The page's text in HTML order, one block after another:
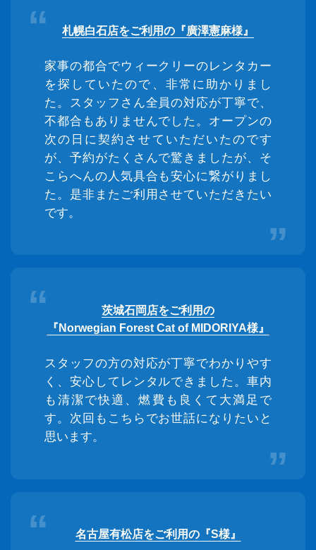
札幌白石店をご利用の『廣澤憲麻様』
家事の都合でウィークリーのレンタカー
を探していたので、非常に助かりまし
た。スタッフさん全員の対応が丁寧で、
不都合もありませんでした。オープンの
次の日に契約させていただいたのです
が、予約がたくさんで驚きましたが、そ
こらへんの人気具合も安心に繋がりまし
た。是非またご利用させていただきたい
です。
茨城石岡店をご利用の
『Norwegian Forest Cat of MIDORIYA様』
スタッフの方の対応が丁寧でわかりやす
く、安心してレンタルできました。車内
も清潔で快適、燃費も良くて大満足で
す。次回もこちらでお世話になりたいと
思います。
名古屋有松店をご利用の『S様』